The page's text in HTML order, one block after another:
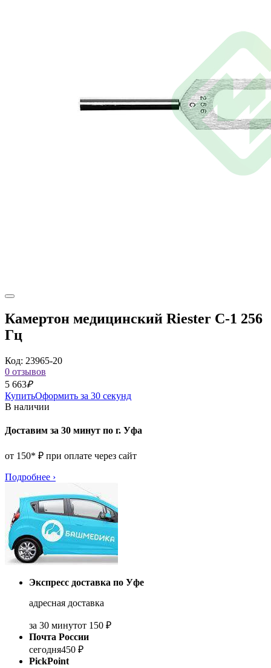
Камертон медицинский Riester С-1 256
Гц
Код: 23965-20
0 отзывов
5 663₽
КупитьОформить за 30 секунд
В наличии
Доставим за 30 минут по г. Уфа
от 150* ₽ при оплате через сайт
Подробнее ›
Экспресс доставка по Уфе
адресная доставка
за 30 минутот 150 ₽
Почта России
сегодня450 ₽
PickPoint